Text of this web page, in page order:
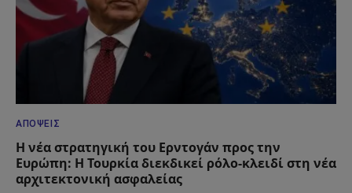
ΑΠΌΨΕΙΣ
Η νέα στρατηγική του Ερντογάν προς την
Ευρώπη: Η Τουρκία διεκδικεί ρόλο-κλειδί στη νέα
αρχιτεκτονική ασφαλείας